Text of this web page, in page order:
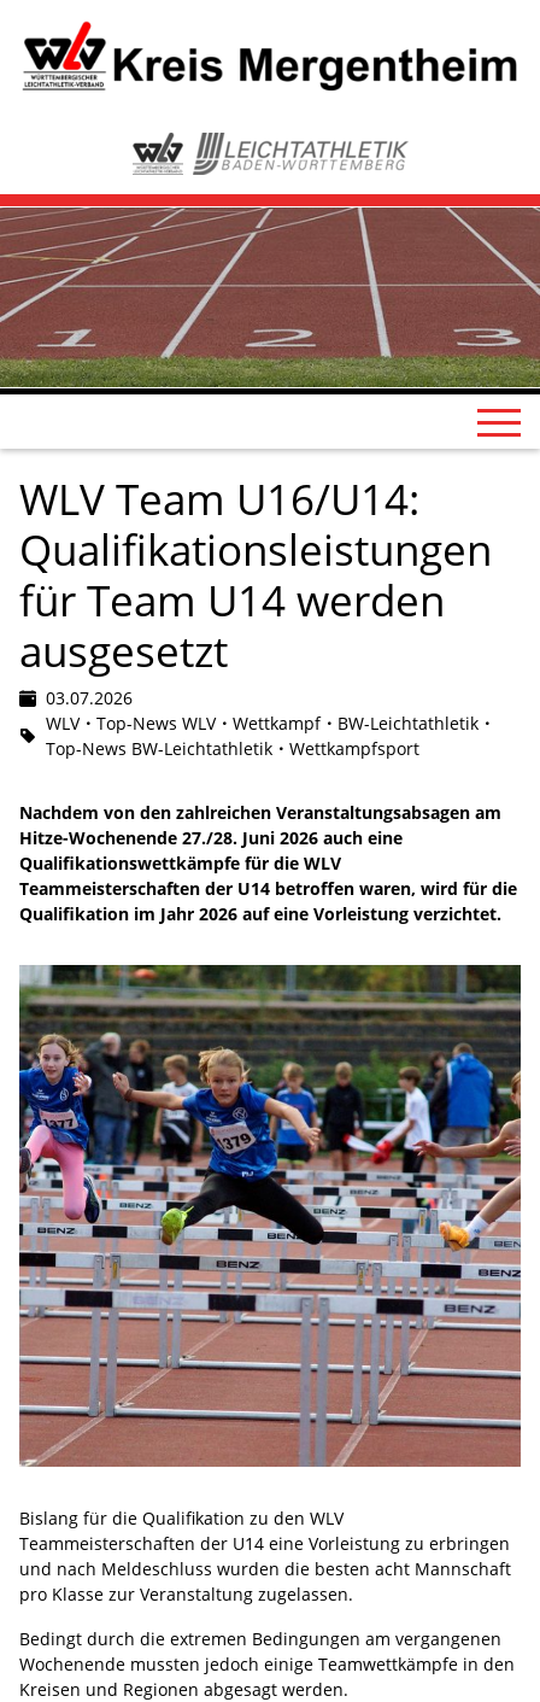
WLV Team U16/U14:
Qualifikationsleistungen
für Team U14 werden
ausgesetzt
03.07.2026
WLV
Top-News WLV Wettkampf
BW-Leichtathletik
Top-News BW-Leichtathletik
Wettkampfsport
Nachdem von den zahlreichen Veranstaltungsabsagen am
Hitze-Wochenende 27./28. Juni 2026 auch eine
Qualifikationswettkämpfe für die WLV
Teammeisterschaften der U14 betroffen waren, wird für die
Qualifikation im Jahr 2026 auf eine Vorleistung verzichtet.
Bislang für die Qualifikation zu den WLV
Teammeisterschaften der U14 eine Vorleistung zu erbringen
und nach Meldeschluss wurden die besten acht Mannschaft
pro Klasse zur Veranstaltung zugelassen.
Bedingt durch die extremen Bedingungen am vergangenen
Wochenende mussten jedoch einige Teamwettkämpfe in den
Kreisen und Regionen abgesagt werden.